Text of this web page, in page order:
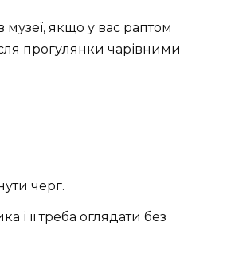
якщо у вас раптом
прогулянки чарівними
черг.
і її треба оглядати без